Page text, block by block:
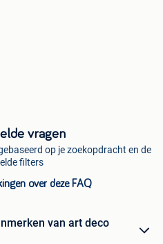
vragen
op je zoekopdracht en de
filters
over deze FAQ
van art deco